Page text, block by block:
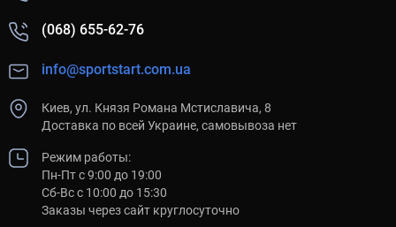
(068) 655-62-76
info@sportstart.com.ua
Киев, ул. Князя Романа Мстиславича, 8
Доставка по всей Украине, самовывоза нет
Режим работы:
Пн-Пт с 9:00 до 19:00
Сб-Вс с 10:00 до 15:30
Заказы через сайт круглосуточно